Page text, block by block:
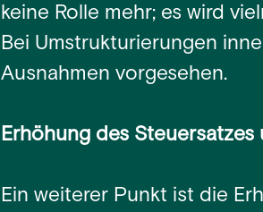
keine Rolle mehr; es wird
Bei Umstrukturierungen
Ausnahmen vorgesehen.
Erhöhung des
Ein weiterer Punkt ist die